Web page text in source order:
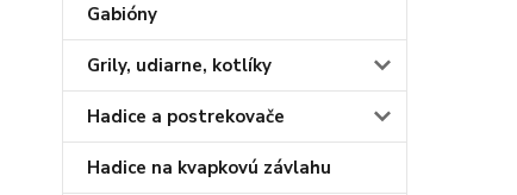
Gabióny
Grily, udiarne, kotlíky
Hadice a postrekovače
Hadice na kvapkovú závlahu